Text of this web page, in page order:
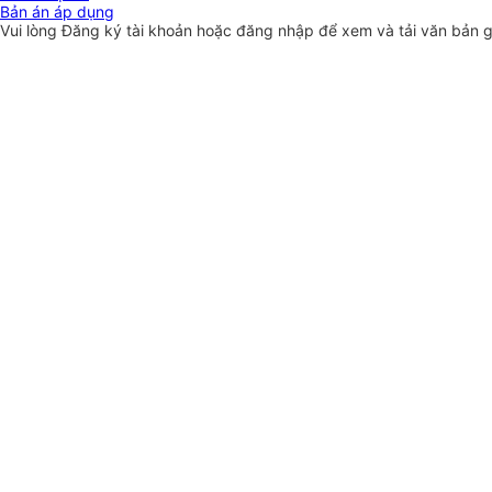
Bản án áp dụng
Vui lòngĐăng ký tài khoản hoặc đăng nhập để xem và tải văn bản